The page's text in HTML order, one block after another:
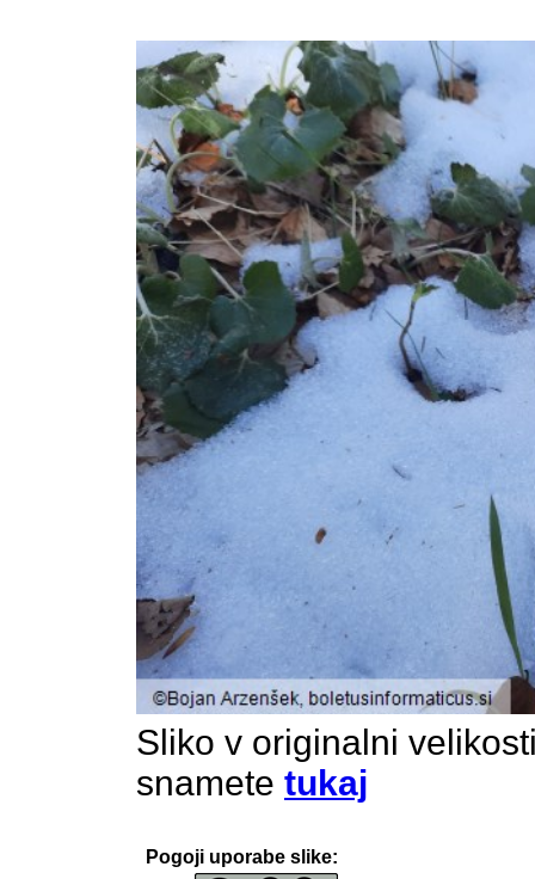
Sliko v originalni
snamete tukaj
Pogoji uporabe slike: